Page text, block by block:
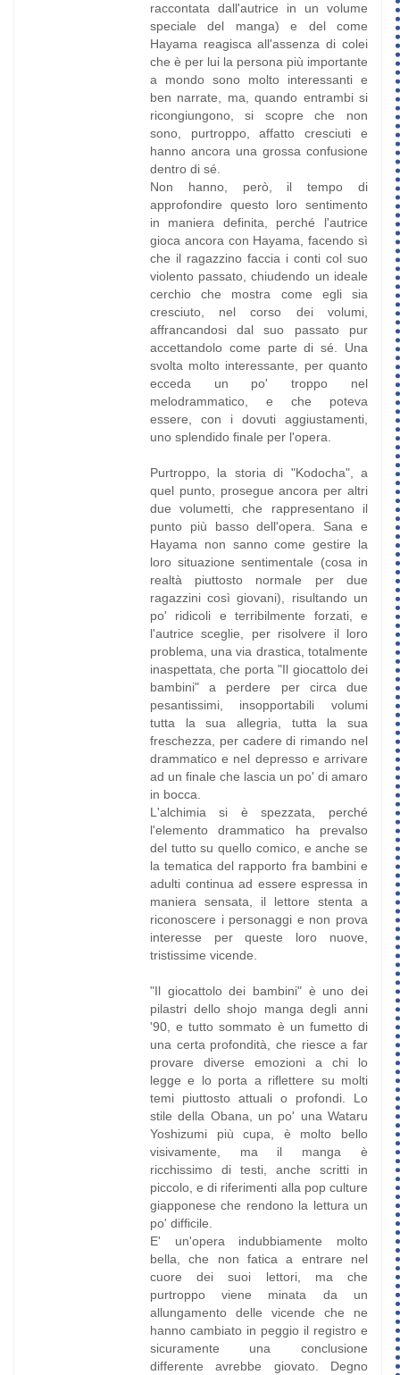
raccontata dall'autrice in un volume
speciale del manga) e del come
Hayama reagisca all'assenza di colei
che è per lui la persona più importante
a mondo sono molto interessanti e
ben narrate, ma, quando entrambi si
ricongiungono, si scopre che non
sono, purtroppo, affatto cresciuti e
hanno ancora una grossa confusione
dentro di sé.
Non hanno, però, il tempo di
approfondire questo loro sentimento
in maniera definita, perché l'autrice
gioca ancora con Hayama, facendo sì
che il ragazzino faccia i conti col suo
violento passato, chiudendo un ideale
cerchio che mostra come egli sia
cresciuto, nel corso dei volumi,
affrancandosi dal suo passato pur
accettandolo come parte di sé. Una
svolta molto interessante, per quanto
ecceda un po' troppo nel
melodrammatico, e che poteva
essere, con i dovuti aggiustamenti,
uno splendido finale per l'opera.
Purtroppo, la storia di "Kodocha", a
quel punto, prosegue ancora per altri
due volumetti, che rappresentano il
punto più basso dell'opera. Sana e
Hayama non sanno come gestire la
loro situazione sentimentale (cosa in
realtà piuttosto normale per due
ragazzini così giovani), risultando un
po' ridicoli e terribilmente forzati, e
l'autrice sceglie, per risolvere il loro
problema, una via drastica, totalmente
inaspettata, che porta "Il giocattolo dei
bambini" a perdere per circa due
pesantissimi, insopportabili volumi
tutta la sua allegria, tutta la sua
freschezza, per cadere di rimando nel
drammatico e nel depresso e arrivare
ad un finale che lascia un po' di amaro
in bocca.
L'alchimia si è spezzata, perché
l'elemento drammatico ha prevalso
del tutto su quello comico, e anche se
la tematica del rapporto fra bambini e
adulti continua ad essere espressa in
maniera sensata, il lettore stenta a
riconoscere i personaggi e non prova
interesse per queste loro nuove,
tristissime vicende.
"Il giocattolo dei bambini" è uno dei
pilastri dello shojo manga degli anni
'90, e tutto sommato è un fumetto di
una certa profondità, che riesce a far
provare diverse emozioni a chi lo
legge e lo porta a riflettere su molti
temi piuttosto attuali o profondi. Lo
stile della Obana, un po' una Wataru
Yoshizumi più cupa, è molto bello
visivamente, ma il manga è
ricchissimo di testi, anche scritti in
piccolo, e di riferimenti alla pop culture
giapponese che rendono la lettura un
po' difficile.
E' un'opera indubbiamente molto
bella, che non fatica a entrare nel
cuore dei suoi lettori, ma che
purtroppo viene minata da un
allungamento delle vicende che ne
hanno cambiato in peggio il registro e
sicuramente una conclusione
differente avrebbe giovato. Degno